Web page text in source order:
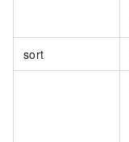
sort